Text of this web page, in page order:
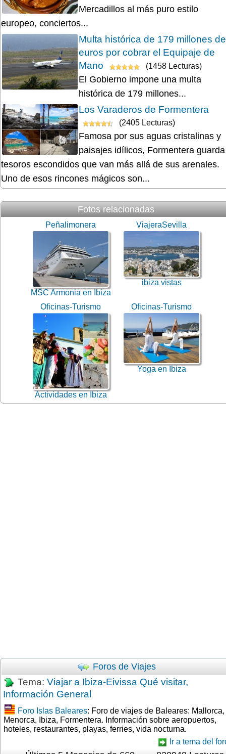
Mercadillos al más puro estilo
europeo, conciertos...
Multa histórica de 179 millones de
euros por cobrar el Equipaje de
Mano
(1458 Lecturas)
El Gobierno impone una multa
histórica de 179 millones...
Los Varaderos de Formentera
(2405 Lecturas)
Famosa por sus aguas cristalinas y
paisajes idílicos, Formentera guarda
tesoros escondidos que van más allá de sus arenales.
Uno de esos rincones mágicos son...
Fotos relacionadas
Peñalimonera
MSC Armonia en Ibiza
ViajeraSevilla
ibiza vistas
Oficinas-Turismo
Actividades en Ibiza
Oficinas-Turismo
Yoga en Ibiza
Foros de Viajes
Tema: Viajar a Ibiza-Eivissa Qué visitar,
Información General
Foro Islas Baleares: Foro de viajes de Baleares: Mallorca,
Menorca, Ibiza, Formentera. Información sobre aeropuertos,
hoteles, restaurantes, playas, ferries, vida nocturna.
Ir a tema del